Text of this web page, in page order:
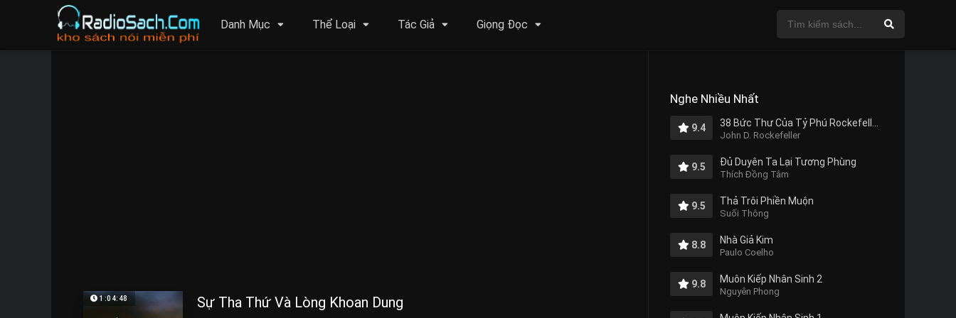
Danh Mục Thể Loại Tác Giả Giọng Đọc
1:04:48 Sự Tha Thứ Và Lòng Khoan Dung
Nghe Nhiều Nhất
9.4
John D. Rockefeller
9.5 Đủ Duyên Ta Lại Tương Phùng
Thích Đồng Tâm
9.5 Thả Trôi Phiền Muộn
Suối Thông
8.8 Nhà Giả Kim
Paulo Coelho
9.8 Muôn Kiếp Nhân Sinh 2
Nguyên Phong